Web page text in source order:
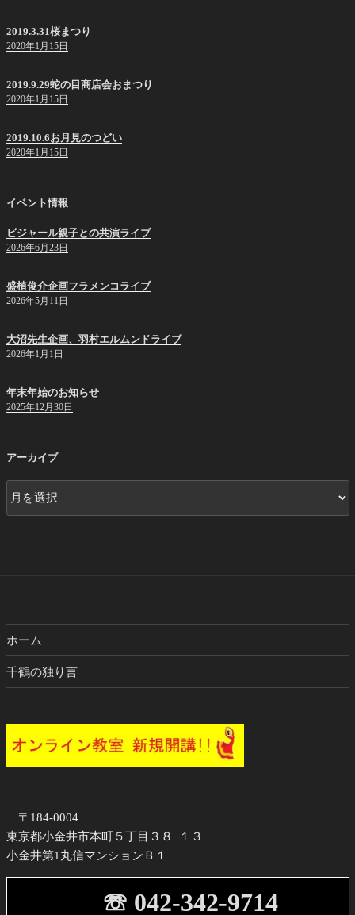
2019.3.31桜まつり
2020年1月15日
2019.9.29蛇の目商店会おまつり
2020年1月15日
2019.10.6お月見のつどい
2020年1月15日
イベント情報
ビジャール親子との共演ライブ
2026年6月23日
盛植俊介企画フラメンコライブ
2026年5月11日
大沼先生企画、羽村エルムンドライブ
2026年1月1日
年末年始のお知らせ
2025年12月30日
アーカイブ
ア
ホーム
千鶴の独り言
〒184-0004
東京都小金井市本町５丁目３８−１３
小金井第1丸信マンションＢ１
☏ 042-342-9714